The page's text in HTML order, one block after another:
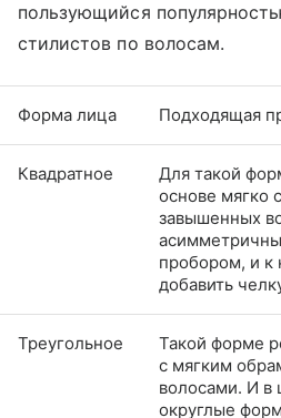
пользующийся
стилистов по волосам.
Форма лица Подходящая
Квадратное
Для такой
основе мягко
завышенных
пробором, и
добавить
Треугольное
Такой форме
с мягким
волосами. И в
округлые